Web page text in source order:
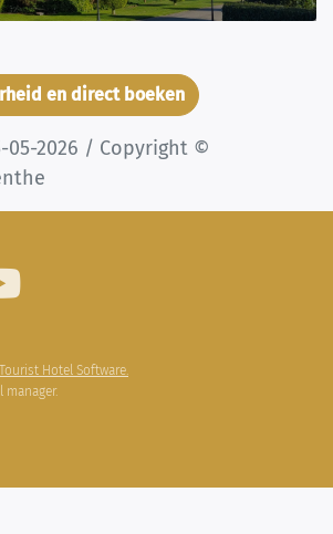
en direct boeken
05-2026 / Copyright ©
Hotel Software.
manager.